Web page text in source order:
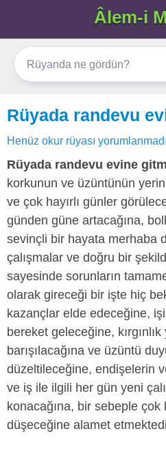
Âlem-i
Rüyada randevu
Henüz okur rüyası
Rüyada randevu evine
korkunun ve üzüntünün
ve çok hayırlı günler
günden güne artacağına,
sevinçli bir hayata merhaba
çalışmalar ve doğru bir
sayesinde sorunların
olarak gireceği bir işte hiç
kazançlar elde edeceğine,
bereket geleceğine,
barışılacağına ve üzüntü
düzeltileceğine, endişelerin
ve iş ile ilgili her gün yeni
konacağına, bir sebeple
düşeceğine alamet